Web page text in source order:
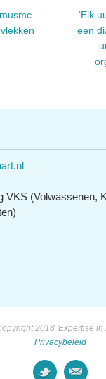
‘Elk
een
–
VKS (Volwassenen,
2018 'Expertise in
Privacybeleid